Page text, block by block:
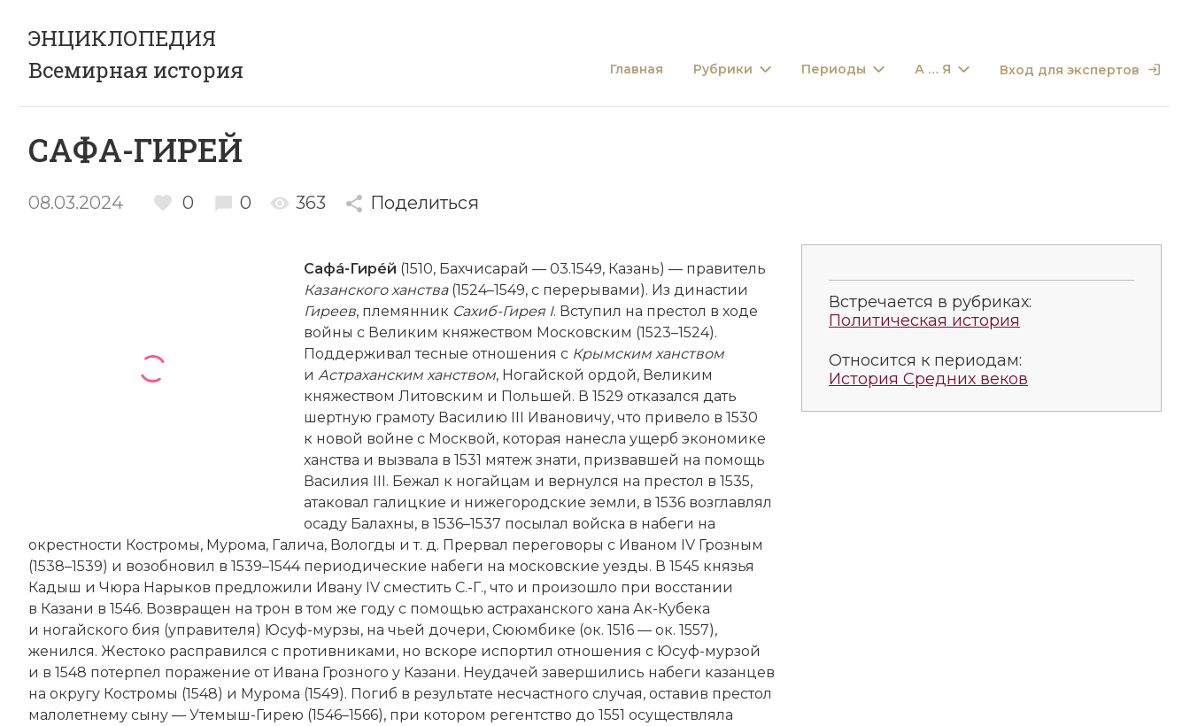
ЭНЦИКЛОПЕДИЯ
Всемирная история
Главная Рубрики Периоды А … Я Вход для экспертов
САФА-ГИРЕЙ
08.03.2024 0 0 363 Поделиться
Сафá-Гирéй (1510, Бахчисарай — 03.1549, Казань) — правитель
Казанского ханства(1524–1549, с перерывами). Из династии
Гиреев, племянник Сахиб-Гирея I. Вступил на престол в ходе
вой­ны с Великим княжеством Московским (1523–1524).
Поддерживал тесные отношения с Крымским ханством
и Астраханским ханством, Ногайской ордой, Великим
княжеством Литовским и Польшей. В 1529 отказался дать
шертную грамоту Василию III Ивановичу, что привело в 1530
к новой вой­не с Москвой, которая нанесла ущерб экономике
ханства и вызвала в 1531 мятеж знати, призвавшей на помощь
Василия III. Бежал к ногайцам и вернулся на престол в 1535,
атаковал галицкие и нижегородские земли, в 1536 возглавлял
осаду Балахны, в 1536–1537 посылал вой­ска в набеги на
окрестности Костромы, Мурома, Галича, Вологды и т. д. Прервал переговоры с Иваном IV Грозным
(1538–1539) и возобновил в 1539–1544 периодические набеги на московские уезды. В 1545 князья
Кадыш и Чюра Нарыков предложили Ивану IV сместить С.-Г., что и произошло при восстании
в Казани в 1546. Возвращен на трон в том же году с помощью астраханского хана Ак-Кубека
и ногайского бия (управителя) Юсуф-мурзы, на чьей дочери, Сююм­бике (ок. 1516 — ок. 1557),
женился. Жестоко расправился с противниками, но вскоре испортил отношения с Юсуф-мурзой
и в 1548 потерпел поражение от Ивана Грозного у Казани. Неудачей завершились набеги казанцев
на округу Костромы (1548) и Мурома (1549). Погиб в результате несчастного случая, оставив престол
малолетнему сыну — Утемыш-Гирею (1546–1566), при котором регентство до 1551 осуществляла
Встречается в рубриках:
Политическая история
Относится к периодам:
История Средних веков